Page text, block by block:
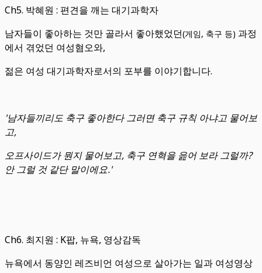
Ch5. 박혜원 : 편견을 깨는 대기과학자
남자들이 좋아하는 것만 골라서 좋아했었던(게임, 축구 등) 과정
에서 겪었던 여성혐오와,
젊은 여성 대기과학자로서의 포부를 이야기합니다.
'남자들끼리도 축구 좋아한다 그러면 축구 규칙 아냐고 물어보
고,
오프사이드가 뭔지 물어보고, 축구 연혁을 읊어 보라 그럴까?
안 그럴 것 같단 말이에요.'
Ch6. 최지원 : K팝, 뉴욕, 영상감독
뉴욕에서 동양인 레즈비언 여성으로 살아가는 일과 여성영상